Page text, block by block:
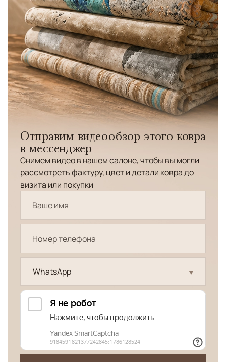
Отправим видеообзор этого ковра
в мессенджер
Снимем видео в нашем салоне, чтобы вы могли
рассмотреть фактуру, цвет и детали ковра до
визита или покупки
WhatsApp